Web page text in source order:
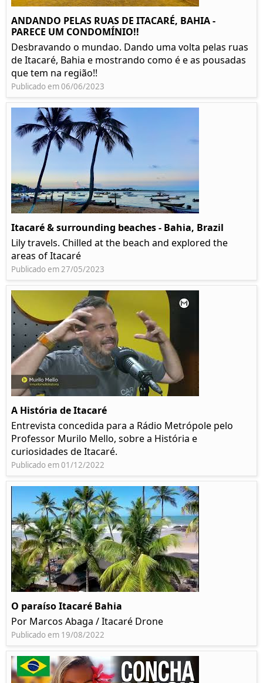
ANDANDO PELAS RUAS DE ITACARÉ, BAHIA -
PARECE UM CONDOMÍNIO!!
Desbravando o mundao. Dando uma volta pelas ruas
de Itacaré, Bahia e mostrando como é e as pousadas
que tem na região!!
Publicado em 06/06/2023
Itacaré & surrounding beaches - Bahia, Brazil
Lily travels. Chilled at the beach and explored the
areas of Itacaré
Publicado em 27/05/2023
A História de Itacaré
Entrevista concedida para a Rádio Metrópole pelo
Professor Murilo Mello, sobre a História e
curiosidades de Itacaré.
Publicado em 01/12/2022
O paraíso Itacaré Bahia
Por Marcos Abaga / Itacaré Drone
Publicado em 19/08/2022